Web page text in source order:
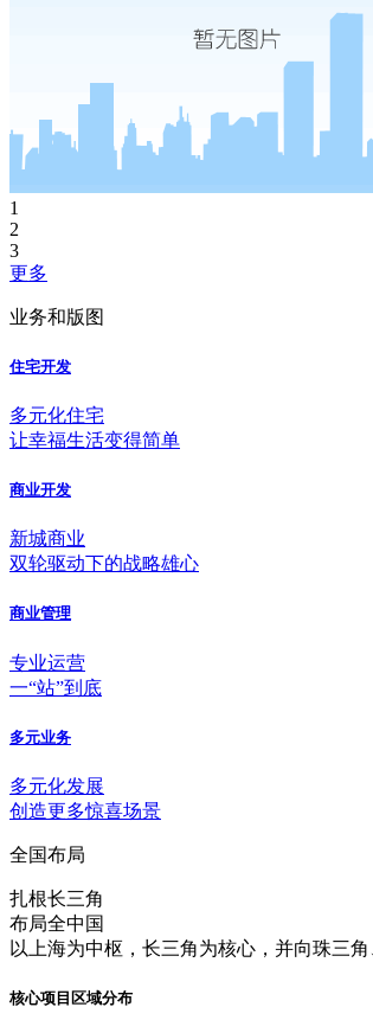
1
2
3
更多
业务和版图
住宅开发
多元化住宅
让幸福生活变得简单
商业开发
新城商业
双轮驱动下的战略雄心
商业管理
专业运营
一“站”到底
多元业务
多元化发展
创造更多惊喜场景
全国布局
扎根长三角
布局全中国
以上海为中枢，长三角为核心，并向珠三
核心项目区域分布